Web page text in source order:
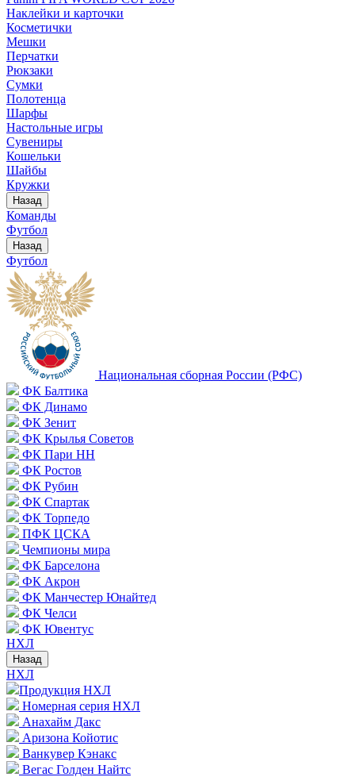
Наклейки и карточки
Косметички
Мешки
Перчатки
Рюкзаки
Сумки
Полотенца
Шарфы
Настольные игры
Сувениры
Кошельки
Шайбы
Кружки
Назад
Команды
Футбол
Назад
Футбол
Национальная сборная России (РФС)
ФК Балтика
ФК Динамо
ФК Зенит
ФК Крылья Советов
ФК Пари НН
ФК Ростов
ФК Рубин
ФК Спартак
ФК Торпедо
ПФК ЦСКА
Чемпионы мира
ФК Барселона
ФК Акрон
ФК Манчестер Юнайтед
ФК Челси
ФК Ювентус
НХЛ
Назад
НХЛ
Продукция НХЛ
Номерная серия НХЛ
Анахайм Дакс
Аризона Койотис
Ванкувер Кэнакс
Вегас Голден Найтс